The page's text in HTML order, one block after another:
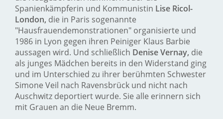
Spanienkämpferin und Kommunistin Lise Ricol-
London, die in Paris sogenannte
"Hausfrauendemonstrationen" organisierte und
1986 in Lyon gegen ihren Peiniger Klaus Barbie
aussagen wird. Und schließlich Denise Vernay, die
als junges Mädchen bereits in den Widerstand ging
und im Unterschied zu ihrer berühmten Schwester
Simone Veil nach Ravensbrück und nicht nach
Auschwitz deportiert wurde. Sie alle erinnern sich
mit Grauen an die Neue Bremm.